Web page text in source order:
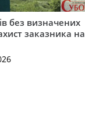
без визначених
заказника на